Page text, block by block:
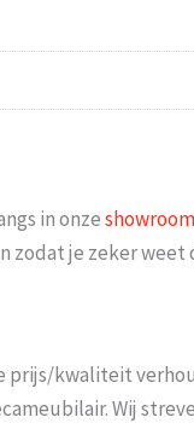
3 maart 2026
in onzeshowroom
zodat je zeker
prijs/kwaliteit
Wij